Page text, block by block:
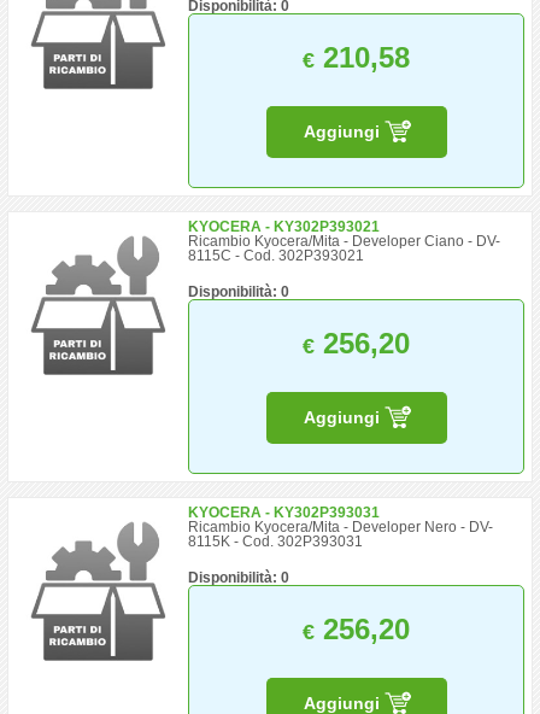
Disponibilità: 0
€ 210,58
Aggiungi
KYOCERA - KY302P393021
Ricambio Kyocera/Mita - Developer Ciano - DV-
8115C - Cod. 302P393021
Disponibilità: 0
€ 256,20
Aggiungi
KYOCERA - KY302P393031
Ricambio Kyocera/Mita - Developer Nero - DV-
8115K - Cod. 302P393031
Disponibilità: 0
€ 256,20
Aggiungi